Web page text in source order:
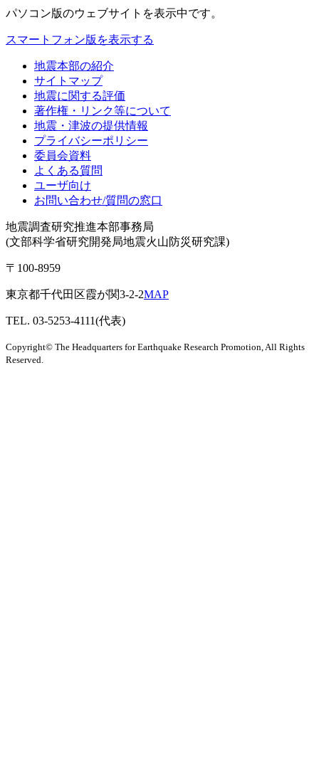
パソコン版のウェブサイトを表示中です。
スマートフォン版を表示する
地震本部の紹介
サイトマップ
地震に関する評価
著作権・リンク等について
地震・津波の提供情報
プライバシーポリシー
委員会資料
よくある質問
ユーザ向け
お問い合わせ/質問の窓口
地震調査研究推進本部事務局
(文部科学省研究開発局地震火山防災研究課)
〒100-8959
東京都千代田区霞が関3-2-2MAP
TEL. 03-5253-4111(代表)
Copyright© The Headquarters for Earthquake Research Promotion, All Rights
Reserved.